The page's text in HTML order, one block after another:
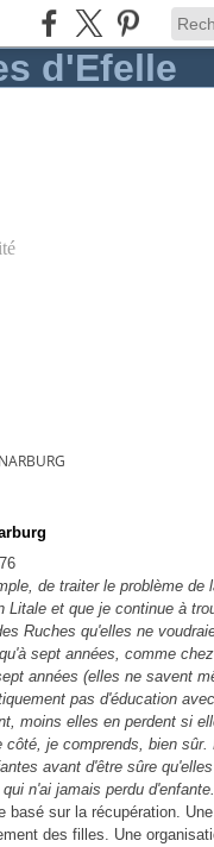
de traiter le problème de
Litale et que je continue à
Ruches qu'elles ne
sept années, comme
années (elles ne savent
pas d'éducation
moins elles en perdent si
côté, je comprends, bien sûr.
avant d'être sûre
n'ai jamais perdu
basé sur la récupération.
des filles. Une